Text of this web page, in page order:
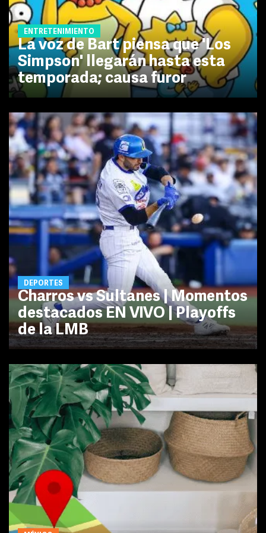
ENTRETENIMIENTO
La voz de Bart piensa que 'Los
Simpson' llegarán hasta esta
temporada; causa furor
DEPORTES
Charros vs Sultanes | Momentos
destacados EN VIVO | Playoffs
de la LMB